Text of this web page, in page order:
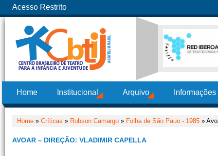
Acesso Restrito
Home Institucional Arquivo
Home » Críticas » Robson Camargo » Folha de São Pauo - 1985 »
AVOAR – DIREÇÃO: VLADIMIR CAPELLA